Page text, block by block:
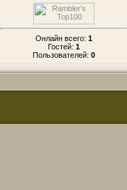
Онлайн всего: 1
Гостей: 1
Пользователей: 0